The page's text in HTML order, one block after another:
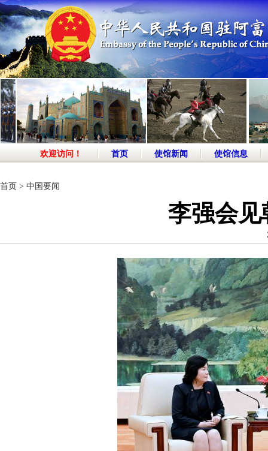
欢迎访问！ 首页 使馆新闻 使馆信息
首页 > 中国要闻
李强会